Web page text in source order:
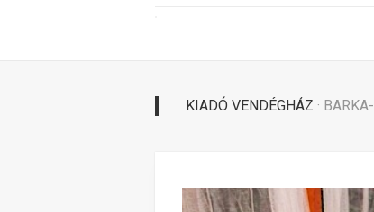
KIADÓ VENDÉGHÁZ ·